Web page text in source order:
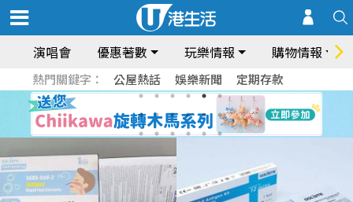
演唱會 優惠著數 玩樂情報 購物情報
熱門關鍵字： 公屋熱話 娛樂新聞 定期存款